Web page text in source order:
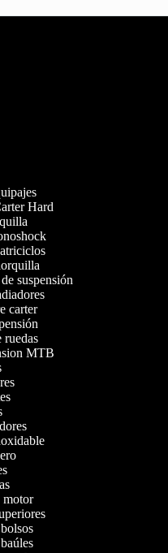
Hard
suspensión
carter
ruedas
MTB
motor